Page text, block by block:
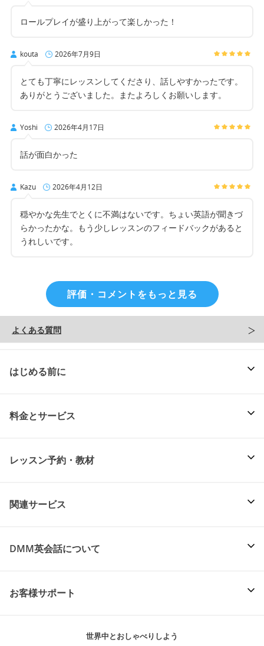
ロールプレイが盛り上がって楽しかった！
kouta 2026年7月9日
とても丁寧にレッスンしてくださり、話しやすかったです。
ありがとうございました。またよろしくお願いします。
Yoshi 2026年4月17日
話が面白かった
Kazu 2026年4月12日
穏やかな先生でとくに不満はないです。ちょい英語が聞きづ
らかったかな。もう少しレッスンのフィードバックがあると
うれしいです。
評価・コメントをもっと見る
よくある質問
はじめる前に
料金とサービス
レッスン予約・教材
関連サービス
DMM英会話について
お客様サポート
世界中とおしゃべりしよう